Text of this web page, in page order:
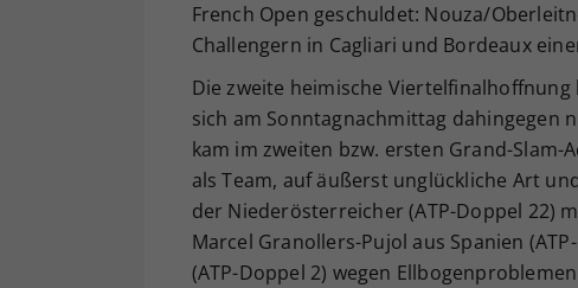
French Open geschuldet: Nouza/
Challengern in Cagliari und Bordeaux
Die zweite heimische
sich am Sonntagnachmittag dahingegen
kam im zweiten bzw. ersten Grand-
als Team, auf äußerst unglückliche Art
der Niederösterreicher (ATP-Doppel 22)
Marcel Granollers-Pujol aus Spanien
(ATP-Doppel 2) wegen